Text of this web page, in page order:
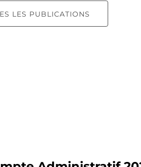
LES PUBLICATIONS